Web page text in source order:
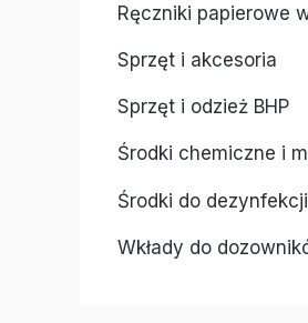
Ręczniki papierowe
Sprzęt i akcesoria
Sprzęt i odzież BHP
Środki chemiczne i
Środki do dezynfekcji
Wkłady do